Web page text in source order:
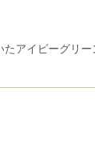
アイビーグリー